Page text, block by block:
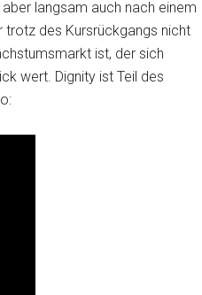
langsam auch nach einem
trotz des Kursrückgangs nicht
ist, der sich
wert. Dignity ist Teil des